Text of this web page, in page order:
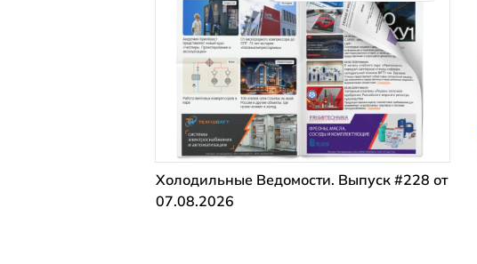
Холодильные Ведомости. Выпуск #228 от
07.08.2026